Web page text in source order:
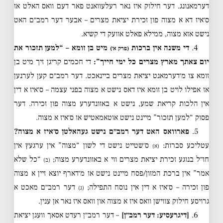
דערמאנונג. דער חילוק איז נאר רעלעוואנט פאר דעם וואס האלט אז
ס׳איז דא א מצוה פון זכירת יציאת מצרים – אבער דער רמב״ם האט
נישט אזא מצוה, ממילא פאלט אוועק די קשיא.
4. די משנה אין ברכות (פרק א׳) מיט בן זומא – “למען תזכור את
יום צאתך מארץ מצרים כל ימי חייך”: די חכמים קריגן זיך מיט בן
זומא צו מ׳דערמאנט יציאת מצרים ביינאכט. דער רמב״ם קען לערנען
אז אפילו לויט בן זומא איז דאס נישט א מצוה בפני עצמה – ס׳איז א דין
אין הלכות קריאת שמע, נישט א באזונדערע מצוה פון זכירה. דער
פסוק “למען תזכור” מיינט נישט אוטאמאטיש אז ס׳איז א מצוה.
5. פארוואס האט דער רמב״ם נישט געהאלטן ס׳איז א מצוה?
עטליכע סברות: (א) ס׳שטייט נישט די לשון “מצוה” אין ערגעץ אין
חז״ל בנוגע זכירת יציאת מצרים ווי א באזונדערע מצוה; (ב) “כל שלא
אמר” אין ברכת המזון/פסח מיינט נישט אז מ׳דארף יוצא זיין א מצוה
פון זכירה – ס׳איז א דין אין נוסח התפילה; (ג) דער רמב״ם מאכט א
גרויסע חילוק צווישן וואס איז א מצוה און וואס איז נאר אן ענין.
6. [דיגרעסיע: דער רמב״ן] – דער רמב״ן רעדט אסאך וועגן יציאת